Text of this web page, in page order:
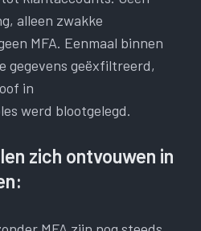
alleen zwakke
MFA. Eenmaal binnen
gegevens geëxfiltreerd,
in
werd blootgelegd.
zich ontvouwen in